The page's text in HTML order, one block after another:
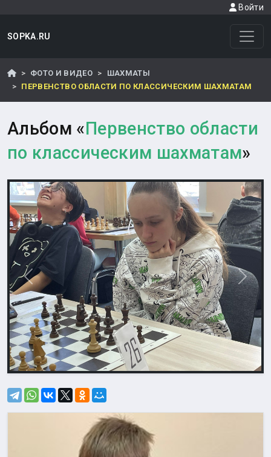
Войти
SOPKA.RU
ФОТО И ВИДЕО
ШАХМАТЫ
ПЕРВЕНСТВО ОБЛАСТИ ПО КЛАССИЧЕСКИМ ШАХМАТАМ
Альбом «Первенство области
по классическим шахматам»
Назад